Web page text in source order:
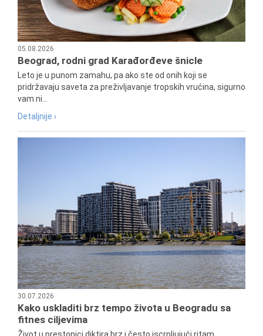
05.08.2026
Beograd, rodni grad Karađorđeve šnicle
Leto je u punom zamahu, pa ako ste od onih koji se
pridržavaju saveta za preživljavanje tropskih vrućina, sigurno
vam ni...
Detaljnije ›
30.07.2026
Kako uskladiti brz tempo života u Beogradu sa
fitnes ciljevima